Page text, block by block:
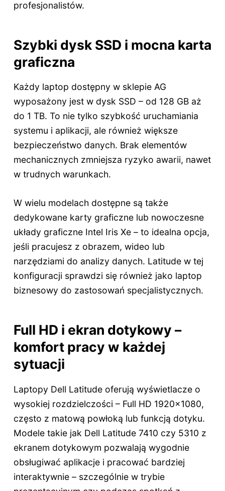
profesjonalistów.
Szybki dysk SSD i mocna karta
graficzna
Każdy laptop dostępny w sklepie AG
wyposażony jest w dysk SSD – od 128 GB aż
do 1 TB. To nie tylko szybkość uruchamiania
systemu i aplikacji, ale również większe
bezpieczeństwo danych. Brak elementów
mechanicznych zmniejsza ryzyko awarii, nawet
w trudnych warunkach.
W wielu modelach dostępne są także
dedykowane karty graficzne lub nowoczesne
układy graficzne Intel Iris Xe – to idealna opcja,
jeśli pracujesz z obrazem, wideo lub
narzędziami do analizy danych. Latitude w tej
konfiguracji sprawdzi się również jako laptop
biznesowy do zastosowań specjalistycznych.
Full HD i ekran dotykowy –
komfort pracy w każdej
sytuacji
Laptopy Dell Latitude oferują wyświetlacze o
wysokiej rozdzielczości – Full HD 1920x1080,
często z matową powłoką lub funkcją dotyku.
Modele takie jak Dell Latitude 7410 czy 5310 z
ekranem dotykowym pozwalają wygodnie
obsługiwać aplikacje i pracować bardziej
interaktywnie – szczególnie w trybie